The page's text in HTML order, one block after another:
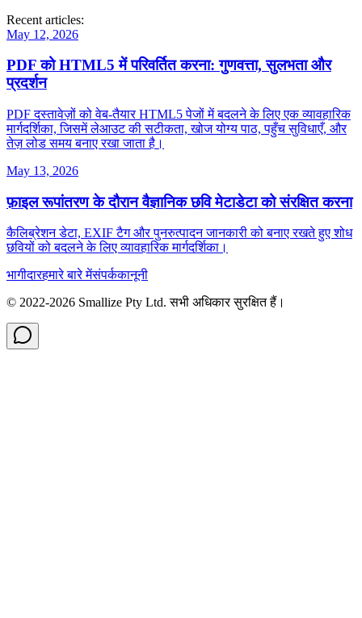
Recent articles:
May 12, 2026
PDF को HTML5 में परिवर्तित करना: गुणवत्ता, सुलभता और
प्रदर्शन
PDF दस्तावेज़ों को वेब‑तैयार HTML5 पेजों में बदलने के लिए एक व्यावहारिक
मार्गदर्शिका, जिसमें लेआउट की सटीकता, खोज योग्य पाठ, पहुँच सुविधाएँ, और
तेज़ लोड समय बनाए रखा जाता है।
May 13, 2026
फ़ाइल रूपांतरण के दौरान वैज्ञानिक छवि मेटाडेटा को संरक्षित करना
कैलिब्रेशन डेटा, EXIF टैग और पुनरुत्पादन जानकारी को बनाए रखते हुए शोध
छवियों को बदलने के लिए व्यावहारिक मार्गदर्शिका।
भागीदारहमारे बारे मेंसंपर्ककानूनी
© 2022-2026 Smallize Pty Ltd.सभी अधिकार सुरक्षित हैं।